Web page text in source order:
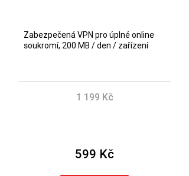
Zabezpečená VPN pro úplné online
soukromí, 200 MB / den / zařízení
1 199 Kč
599 Kč